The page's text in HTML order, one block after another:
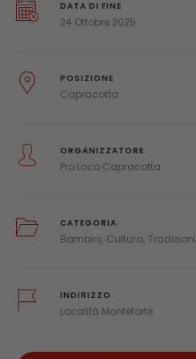
DATA DI FINE
24 Ottobre 2025
POSIZIONE
Capracotta
ORGANIZZATORE
Pro Loco Capracotta
CATEGORIA
Bambini Cultura Tradizioni
INDIRIZZO
Località Monteforte